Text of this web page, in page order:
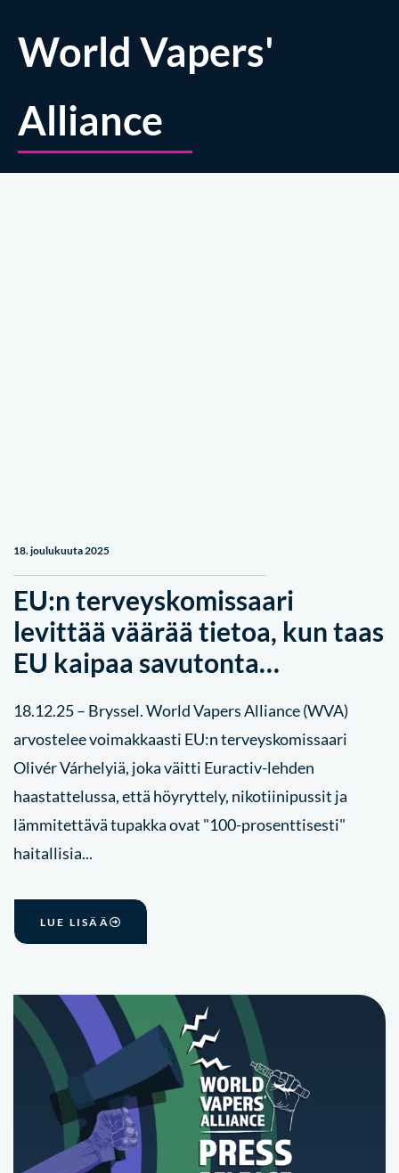
World Vapers'
Alliance
18. joulukuuta 2025
EU:n terveyskomissaari
levittää väärää tietoa, kun taas
EU kaipaa savutonta…
18.12.25 – Bryssel. World Vapers Alliance (WVA)
arvostelee voimakkaasti EU:n terveyskomissaari
Olivér Várhelyiä, joka väitti Euractiv-lehden
haastattelussa, että höyryttely, nikotiinipussit ja
lämmitettävä tupakka ovat "100-prosenttisesti"
haitallisia...
LUE LISÄÄ